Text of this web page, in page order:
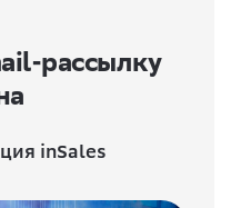
рассылку
inSales